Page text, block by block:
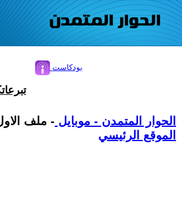
بودكاست
الحوار المتمدن - موبايل - ملف
الموقع الرئيسي